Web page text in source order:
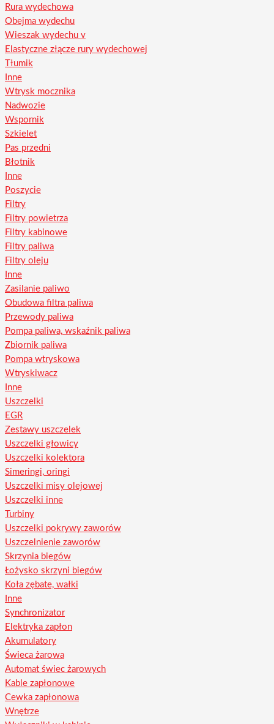
Rura wydechowa
Obejma wydechu
Wieszak wydechu v
Elastyczne złącze rury wydechowej
Tłumik
Inne
Wtrysk mocznika
Nadwozie
Wspornik
Szkielet
Pas przedni
Błotnik
Inne
Poszycie
Filtry
Filtry powietrza
Filtry kabinowe
Filtry paliwa
Filtry oleju
Inne
Zasilanie paliwo
Obudowa filtra paliwa
Przewody paliwa
Pompa paliwa, wskaźnik paliwa
Zbiornik paliwa
Pompa wtryskowa
Wtryskiwacz
Inne
Uszczelki
EGR
Zestawy uszczelek
Uszczelki głowicy
Uszczelki kolektora
Simeringi, oringi
Uszczelki misy olejowej
Uszczelki inne
Turbiny
Uszczelki pokrywy zaworów
Uszczelnienie zaworów
Skrzynia biegów
Łożysko skrzyni biegów
Koła zębate, wałki
Inne
Synchronizator
Elektryka zapłon
Akumulatory
Świeca żarowa
Automat świec żarowych
Kable zapłonowe
Cewka zapłonowa
Wnętrze